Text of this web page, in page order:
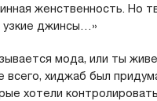
женственность. Но
узкие джинсы…»
мода, или ты
хиджаб был
хотели